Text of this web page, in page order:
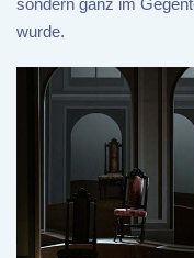
wurde.